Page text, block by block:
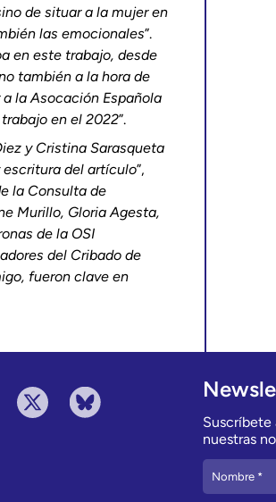
de situar a la mujer en
las emocionales”.
en este trabajo, desde
también a la hora de
la Asocación Española
en el 2022”.
y Cristina Sarasqueta
escritura del artículo”,
la Consulta de
Murillo, Gloria Agesta,
de la OSI
del Cribado de
fueron clave en
Suscríbete
nuestras